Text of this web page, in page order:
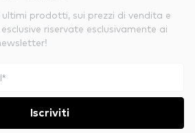
prodotti, sui prezzi di vendita e
riservate esclusivamente ai
Iscriviti